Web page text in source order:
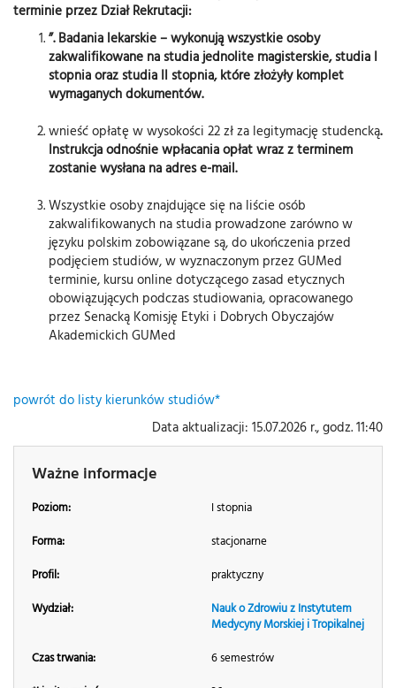
terminie przez Dział Rekrutacji:
”. Badania lekarskie – wykonują wszystkie osoby
zakwalifikowane na studia jednolite magisterskie, studia I
stopnia oraz studia II stopnia, które złożyły komplet
wymaganych dokumentów.
wnieść opłatę w wysokości 22 zł za legitymację studencką.
Instrukcja odnośnie wpłacania opłat wraz z terminem
zostanie wysłana na adres e-mail.
Wszystkie osoby znajdujące się na liście osób
zakwalifikowanych na studia prowadzone zarówno w
języku polskim zobowiązane są, do ukończenia przed
podjęciem studiów, w wyznaczonym przez GUMed
terminie, kursu online dotyczącego zasad etycznych
obowiązujących podczas studiowania, opracowanego
przez Senacką Komisję Etyki i Dobrych Obyczajów
Akademickich GUMed
powrót do listy kierunków studiów*
Data aktualizacji: 15.07.2026 r., godz. 11:40
Ważne informacje
Poziom:
I stopnia
Forma:
stacjonarne
Profil:
praktyczny
Wydział:
Nauk o Zdrowiu z Instytutem
Medycyny Morskiej i Tropikalnej
Czas trwania:
6 semestrów